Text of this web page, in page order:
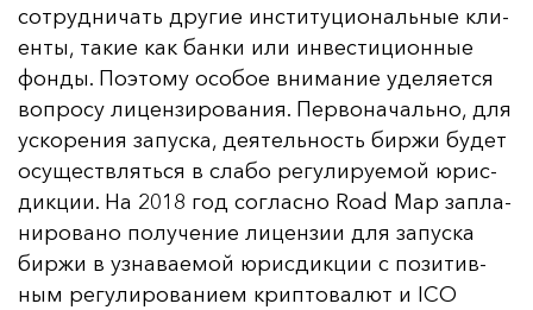
сот­руд­ни­чать дру­гие ин­сти­ту­ци­ональ­ные кли­
ен­ты, та­кие как бан­ки или ин­вес­ти­ци­он­ные
фон­ды. По­это­му осо­бое вни­ма­ние уде­ля­ет­ся
воп­ро­су ли­цен­зи­ро­ва­ния. Пер­во­на­чаль­но, для
ус­ко­ре­ния за­пус­ка, де­ятель­ность бир­жи бу­дет
осу­щест­влять­ся в сла­бо ре­гу­ли­ру­емой юрис­
дик­ции. На 2018 год сог­лас­но Road Map зап­ла­
ни­ро­ва­но по­лу­че­ние ли­цен­зии для за­пус­ка
бир­жи в уз­на­ва­емой юрис­дик­ции с по­зи­тив­
ным ре­гу­ли­ро­ва­ни­ем крип­то­ва­лют и ICO